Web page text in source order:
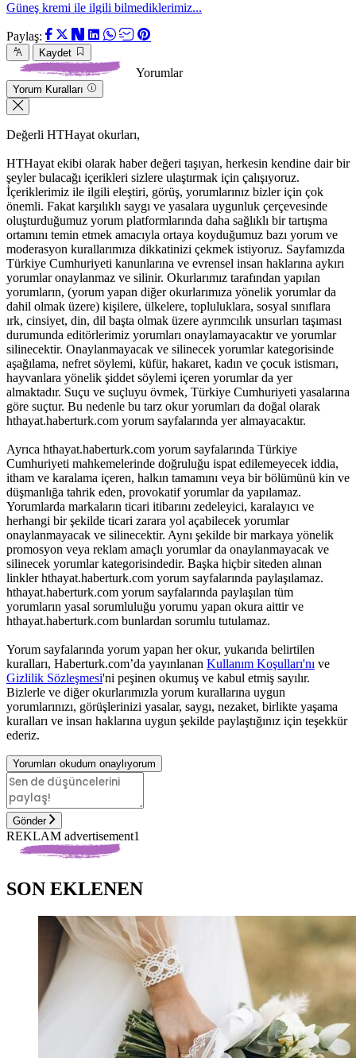
Güneş kremi ile ilgili bilmediklerimiz...
Paylaş:
Kaydet
Yorumlar
Yorum Kuralları
Değerli HTHayat okurları,
HTHayat ekibi olarak haber değeri taşıyan, herkesin kendine dair bir
şeyler bulacağı içerikleri sizlere ulaştırmak için çalışıyoruz.
İçeriklerimiz ile ilgili eleştiri, görüş, yorumlarınız bizler için çok
önemli. Fakat karşılıklı saygı ve yasalara uygunluk çerçevesinde
oluşturduğumuz yorum platformlarında daha sağlıklı bir tartışma
ortamını temin etmek amacıyla ortaya koyduğumuz bazı yorum ve
moderasyon kurallarımıza dikkatinizi çekmek istiyoruz. Sayfamızda
Türkiye Cumhuriyeti kanunlarına ve evrensel insan haklarına aykırı
yorumlar onaylanmaz ve silinir. Okurlarımız tarafından yapılan
yorumların, (yorum yapan diğer okurlarımıza yönelik yorumlar da
dahil olmak üzere) kişilere, ülkelere, topluluklara, sosyal sınıflara
ırk, cinsiyet, din, dil başta olmak üzere ayrımcılık unsurları taşıması
durumunda editörlerimiz yorumları onaylamayacaktır ve yorumlar
silinecektir. Onaylanmayacak ve silinecek yorumlar kategorisinde
aşağılama, nefret söylemi, küfür, hakaret, kadın ve çocuk istismarı,
hayvanlara yönelik şiddet söylemi içeren yorumlar da yer
almaktadır. Suçu ve suçluyu övmek, Türkiye Cumhuriyeti yasalarına
göre suçtur. Bu nedenle bu tarz okur yorumları da doğal olarak
hthayat.haberturk.com yorum sayfalarında yer almayacaktır.
Ayrıca hthayat.haberturk.com yorum sayfalarında Türkiye
Cumhuriyeti mahkemelerinde doğruluğu ispat edilemeyecek iddia,
itham ve karalama içeren, halkın tamamını veya bir bölümünü kin ve
düşmanlığa tahrik eden, provokatif yorumlar da yapılamaz.
Yorumlarda markaların ticari itibarını zedeleyici, karalayıcı ve
herhangi bir şekilde ticari zarara yol açabilecek yorumlar
onaylanmayacak ve silinecektir. Aynı şekilde bir markaya yönelik
promosyon veya reklam amaçlı yorumlar da onaylanmayacak ve
silinecek yorumlar kategorisindedir. Başka hiçbir siteden alınan
linkler hthayat.haberturk.com yorum sayfalarında paylaşılamaz.
hthayat.haberturk.com yorum sayfalarında paylaşılan tüm
yorumların yasal sorumluluğu yorumu yapan okura aittir ve
hthayat.haberturk.com bunlardan sorumlu tutulamaz.
Yorum sayfalarında yorum yapan her okur, yukarıda belirtilen
kuralları, Haberturk.com’da yayınlanan Kullanım Koşulları'nı ve
Gizlilik Sözleşmesi'ni peşinen okumuş ve kabul etmiş sayılır.
Bizlerle ve diğer okurlarımızla yorum kurallarına uygun
yorumlarınızı, görüşlerinizi yasalar, saygı, nezaket, birlikte yaşama
kuralları ve insan haklarına uygun şekilde paylaştığınız için teşekkür
ederiz.
Yorumları okudum onaylıyorum
Gönder
REKLAM advertisement1
SON EKLENEN